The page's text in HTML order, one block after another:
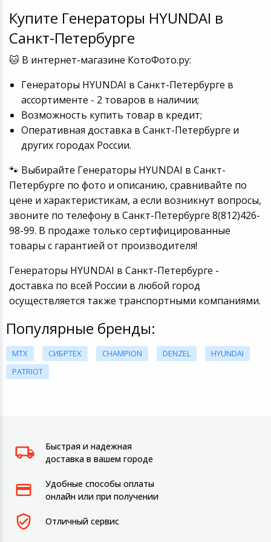
Купите Генераторы HYUNDAI в
Санкт-Петербурге
🐱 В интернет-магазине КотоФото.ру:
Генераторы HYUNDAI в Санкт-Петербурге в
ассортименте - 2 товаров в наличии;
Возможность купить товар в кредит;
Оперативная доставка в Санкт-Петербурге и
других городах России.
🐾 Выбирайте Генераторы HYUNDAI в Санкт-
Петербурге по фото и описанию, сравнивайте по
цене и характеристикам, а если возникнут вопросы,
звоните по телефону в Санкт-Петербурге 8(812)426-
98-99. В продаже только сертифицированные
товары с гарантией от производителя!
Генераторы HYUNDAI в Санкт-Петербурге -
доставка по всей России в любой город
осуществляется также транспортными компаниями.
Популярные бренды:
MTX СИБРТЕХ CHAMPION DENZEL
HYUNDAI
PATRIOT
Быстрая и надежная
доставка в вашем городе
Удобные способы оплаты
онлайн или при получении
Отличный сервис
Игровые
Цифровые
Товары для дачи и сада
Музыкальные инструменты
Канцтовары
Аксессуары
Системы безопасности
Торговое оборудование
Умный дом
Системы видеонаблюдения
Уцененные товары